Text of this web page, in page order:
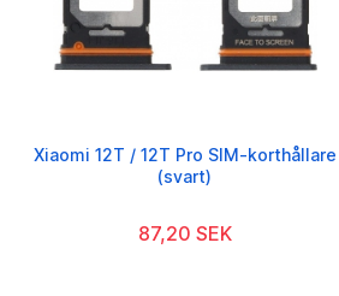
Xiaomi 12T / 12T Pro SIM-korthållare
(svart)
87,20 SEK